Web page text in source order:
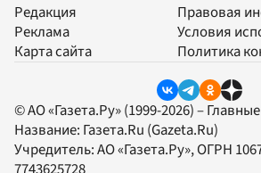
Редакция
Реклама
Карта сайта
Правовая
Условия
Политика
© АО «Газета.Ру» (1999-2026) –
Название: Газета.Ru (Gazeta.Ru)
Учредитель:АО «Газета.Ру», ОГРН